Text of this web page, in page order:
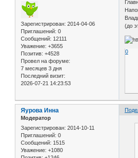
Зарегистрирован: 2014-04-06
Приглашений: 0
Сообщений: 12111
Уважение: +3655
Позитив: +4528
Провел на форуме:
7 месяцев 3 дня
Последний визит:
2026-07-21 14:23:53
(до
0
Яурова Инна
Модератор
Зарегистрирован: 2014-10-11
Приглашений: 0
Сообщений: 1515
Уважение: +1080